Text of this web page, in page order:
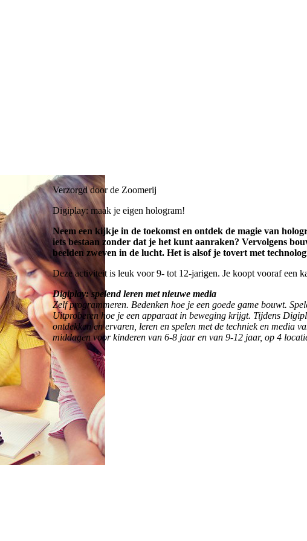
Verzorgd door de Zoomerij
Digiplay: maak je eigen hologram!
Neem een kijkje in de toekomst en ontdek de magie van
iets bestaan zonder dat je het kunt aanraken? Vervolgens
beelden zweven in de lucht. Het is alsof je tovert met
Deze activiteit is leuk voor 9- tot 12-jarigen. Je koopt vooraf een
Digiplay: spelend leren met nieuwe media
Zelf programmeren. Bedenken hoe je een goede game bouwt.
Uitproberen hoe je een apparaat in beweging krijgt. Tijdens
ontdekken en ervaren, leren en spelen met de techniek en media
middagen voor kinderen van 6-8 jaar en van 9-12 jaar, op 4